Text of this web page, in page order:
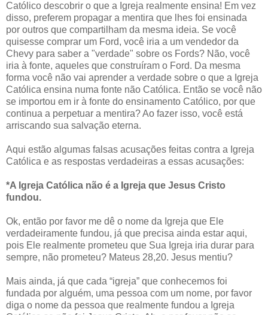
Católico descobrir o que a Igreja realmente ensina! Em vez
disso, preferem propagar a mentira que lhes foi ensinada
por outros que compartilham da mesma ideia. Se você
quisesse comprar um Ford, você iria a um vendedor da
Chevy para saber a "verdade" sobre os Fords? Não, você
iria à fonte, aqueles que construíram o Ford. Da mesma
forma você não vai aprender a verdade sobre o que a Igreja
Católica ensina numa fonte não Católica. Então se você não
se importou em ir à fonte do ensinamento Católico, por que
continua a perpetuar a mentira? Ao fazer isso, você está
arriscando sua salvação eterna.
Aqui estão algumas falsas acusações feitas contra a Igreja
Católica e as respostas verdadeiras a essas acusações:
*A Igreja Católica não é a Igreja que Jesus Cristo
fundou.
Ok, então por favor me dê o nome da Igreja que Ele
verdadeiramente fundou, já que precisa ainda estar aqui,
pois Ele realmente prometeu que Sua Igreja iria durar para
sempre, não prometeu? Mateus 28,20. Jesus mentiu?
Mais ainda, já que cada “igreja” que conhecemos foi
fundada por alguém, uma pessoa com um nome, por favor
diga o nome da pessoa que realmente fundou a Igreja